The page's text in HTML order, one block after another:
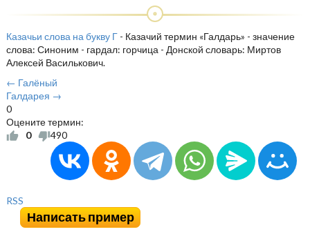
Казачьи слова на букву Г- Казачий термин «Галдарь» - значение
слова: Синоним - гардал: горчица - Донской словарь: Миртов
Алексей Василькович.
← Галёный
Галдарея →
0
Оцените термин:
0
490
RSS
Написать пример